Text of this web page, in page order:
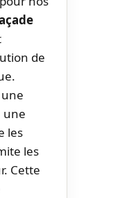
de
une
une
les
les
Cette